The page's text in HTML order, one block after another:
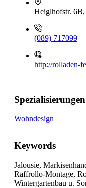
Heiglhofstr.
(089) 717099
http://rolladen-
Spezialisierungen
Wohndesign
Keywords
Jalousie,
Raffrollo-Montage,
Wintergartenbau u.